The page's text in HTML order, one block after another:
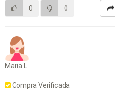
0 0
Maria L.
Compra Verificada